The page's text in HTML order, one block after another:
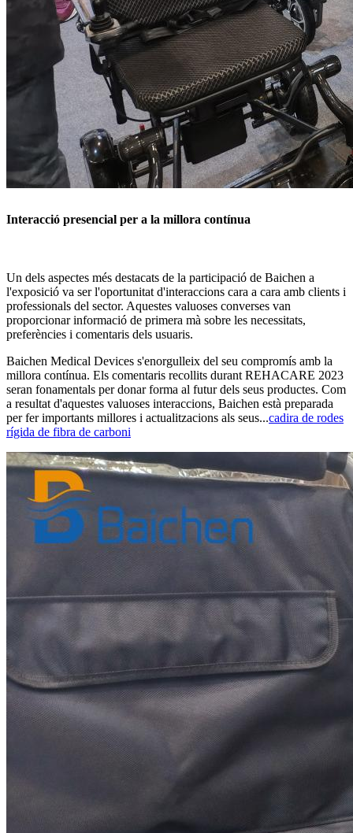
Interacció presencial per a la millora contínua
Un dels aspectes més destacats de la participació de Baichen a
l'exposició va ser l'oportunitat d'interaccions cara a cara amb clients i
professionals del sector. Aquestes valuoses converses van
proporcionar informació de primera mà sobre les necessitats,
preferències i comentaris dels usuaris.
Baichen Medical Devices s'enorgulleix del seu compromís amb la
millora contínua. Els comentaris recollits durant REHACARE 2023
seran fonamentals per donar forma al futur dels seus productes. Com
a resultat d'aquestes valuoses interaccions, Baichen està preparada
per fer importants millores i actualitzacions als seus...cadira de rodes
rígida de fibra de carboni